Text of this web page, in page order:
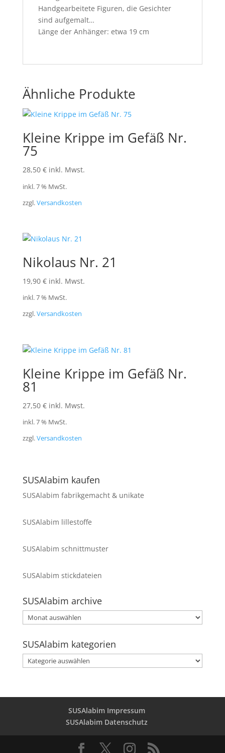
Handgearbeitete Figuren, die Gesichter
sind aufgemalt…
Länge der Anhänger: etwa 19 cm
Ähnliche Produkte
Kleine Krippe im Gefäß Nr.
75
28,50 € inkl. Mwst.
inkl. 7 % MwSt.
zzgl.Versandkosten
Nikolaus Nr. 21
19,90 € inkl. Mwst.
inkl. 7 % MwSt.
zzgl.Versandkosten
Kleine Krippe im Gefäß Nr.
81
27,50 € inkl. Mwst.
inkl. 7 % MwSt.
zzgl.Versandkosten
SUSAlabim kaufen
SUSAlabim fabrikgemacht & unikate
SUSAlabim lillestoffe
SUSAlabim schnittmuster
SUSAlabim stickdateien
SUSAlabim archive
SUSAlabim
archive
SUSAlabim kategorien
SUSAlabim
kategorien
SUSAlabim Impressum
SUSAlabim Datenschutz